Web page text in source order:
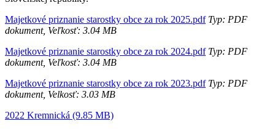
Majetkové priznanie starostky obce za rok 2025.pdfTyp: PDF
dokument, Veľkosť: 3.04 MB
Majetkové priznanie starostky obce za rok 2024.pdfTyp: PDF
dokument, Veľkosť: 3.04 MB
Majetkové priznanie starostky obce za rok 2023.pdfTyp: PDF
dokument, Velkosť: 3.03 MB
2022 Kremnická (9.85 MB)